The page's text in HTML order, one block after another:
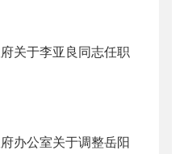
关于李亚良同志任职
办公室关于调整岳阳